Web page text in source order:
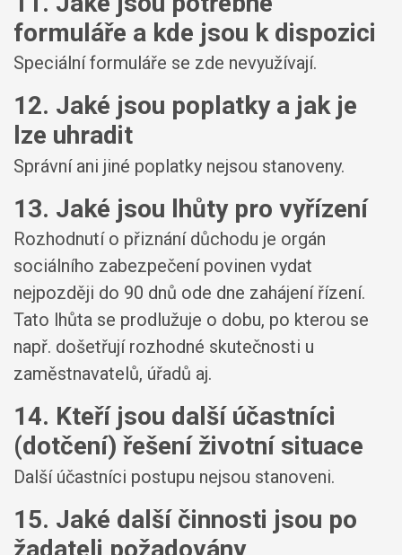
formuláře a kde jsou k dispozici
Speciální formuláře se zde nevyužívají.
12. Jaké jsou poplatky a jak je
lze uhradit
Správní ani jiné poplatky nejsou stanoveny.
13. Jaké jsou lhůty pro vyřízení
Rozhodnutí o přiznání důchodu je orgán
sociálního zabezpečení povinen vydat
nejpozději do 90 dnů ode dne zahájení řízení.
Tato lhůta se prodlužuje o dobu, po kterou se
např. došetřují rozhodné skutečnosti u
zaměstnavatelů, úřadů aj.
14. Kteří jsou další účastníci
(dotčení) řešení životní situace
Další účastníci postupu nejsou stanoveni.
15. Jaké další činnosti jsou po
žadateli požadovány